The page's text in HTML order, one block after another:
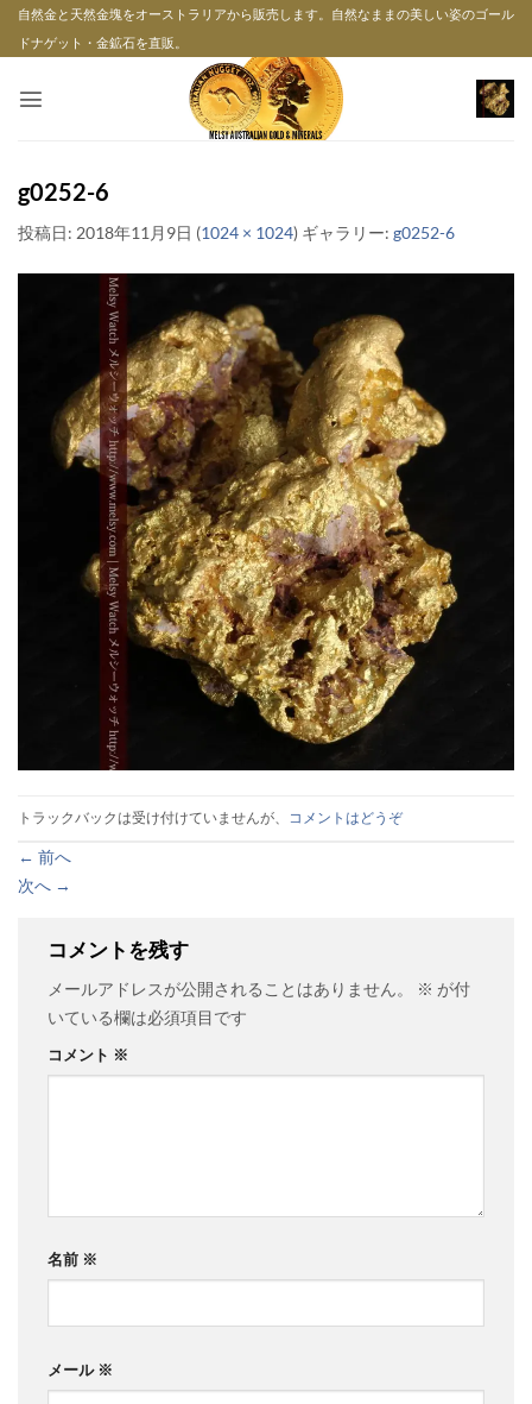
Skip自然金と天然金塊をオーストラリアから販売します。自然なままの美しい姿のゴール
ドナゲット・金鉱石を直販。
g0252-6
投稿日: 2018年11月9日 (1024 × 1024) ギャラリー: g0252-6
トラックバックは受け付けていませんが、 コメントはどうぞ
← 前へ
次へ →
コメントを残す
メールアドレスが公開されることはありません。 ※ が付
いている欄は必須項目です
コメント ※
名前 ※
メール ※